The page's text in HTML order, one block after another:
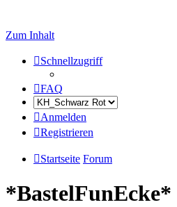
Zum Inhalt
Schnellzugriff
FAQ
Anmelden
Registrieren
Startseite Forum
*BastelFunEcke*